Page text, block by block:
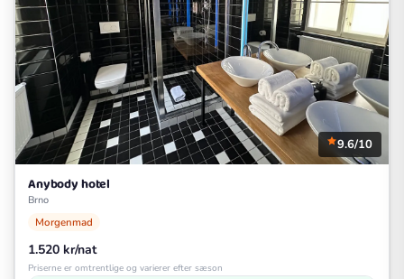
9.6/10
Anybody hotel
Brno
Morgenmad
1.520 kr/nat
Priserne er omtrentlige og varierer efter sæson